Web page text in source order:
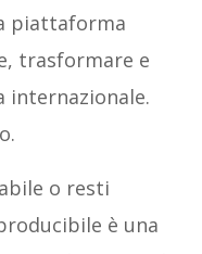
piattaforma
trasformare e
internazionale.
o resti
è una